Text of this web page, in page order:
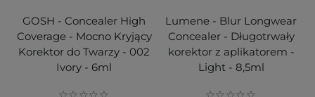
GOSH - Concealer High
Coverage - Mocno Kryjący
Korektor do Twarzy - 002
Ivory - 6ml
Lumene - Blur Longwear
Concealer - Długotrwały
korektor z aplikatorem -
Light - 8,5ml